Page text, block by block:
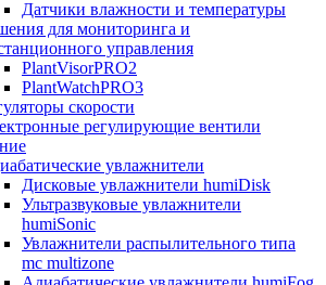
Датчики влажности и температуры
для мониторинга и
управления
PlantVisorPRO2
PlantWatchPRO3
скорости
регулирующие вентили
увлажнители
Дисковые увлажнители humiDisk
Ультразвуковые увлажнители
humiSonic
Увлажнители распылительного типа
mc multizone